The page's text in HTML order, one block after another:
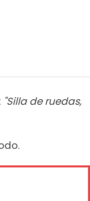
"Silla de ruedas,